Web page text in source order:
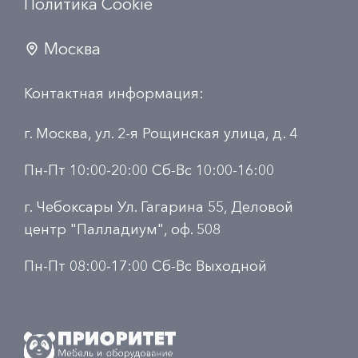
Политика Сookie
Москва
Контактная информация:
г. Москва, ул. 2-я Рощинская улица, д. 4
Пн-Пт 10:00-20:00 Сб-Вс 10:00-16:00
г. Чебоксары Ул. Гагарина 55, Деловой
центр "Палладиум", оф. 508
Пн-Пт 08:00-17:00 Сб-Вс Выходной